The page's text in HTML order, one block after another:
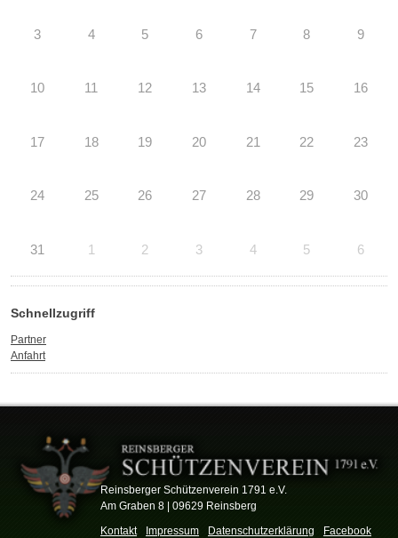
3 4 5 6 7 8 9
10 11 12 13 14 15 16
17 18 19 20 21 22 23
24 25 26 27 28 29 30
31 1 2 3 4 5 6
Schnellzugriff
Partner
Anfahrt
Reinsberger Schützenverein 1791 e.V.
Am Graben 8 | 09629 Reinsberg
Kontakt
Impressum Datenschutzerklärung Facebook